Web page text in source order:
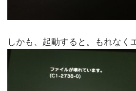
しかも、起動すると。もれなく